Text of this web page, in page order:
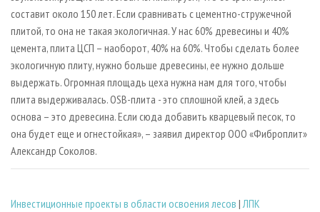
составит около 150 лет. Если сравнивать с цементно-стружечной
плитой, то она не такая экологичная. У нас 60% древесины и 40%
цемента, плита ЦСП – наоборот, 40% на 60%. Чтобы сделать более
экологичную плиту, нужно больше древесины, ее нужно дольше
выдержать. Огромная площадь цеха нужна нам для того, чтобы
плита выдерживалась. OSB-плита - это сплошной клей, а здесь
основа – это древесина. Если сюда добавить кварцевый песок, то
она будет еще и огнестойкая», – заявил директор ООО «Фиброплит»
Александр Соколов.
Инвестиционные проекты в области освоения лесов |ЛПК